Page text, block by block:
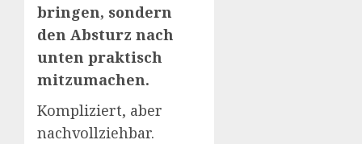
bringen, sondern
den Absturz nach
unten praktisch
mitzumachen.
Kompliziert, aber
nachvollziehbar.